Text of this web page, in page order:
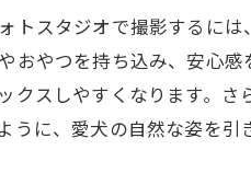
事前準備で
愛犬の気分
撮影中の
愛犬と撮影
トスタジオで撮影するに
おやつを持ち込み、安心
クスしやすくなります。
うに、愛犬の自然な姿を